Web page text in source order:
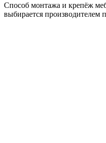
Способ монтажа и крепёж
выбирается производителем